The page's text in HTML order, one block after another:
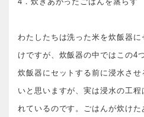
わたしたちは洗った米を炊飯器
けですが、炊飯器の中ではこの4
炊飯器にセットする前に浸水さ
いと思いますが、実は浸水の工程
れているのです。ごはんが炊け